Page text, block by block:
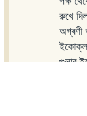
রুখে
অগ্ৰণী
গুলাব